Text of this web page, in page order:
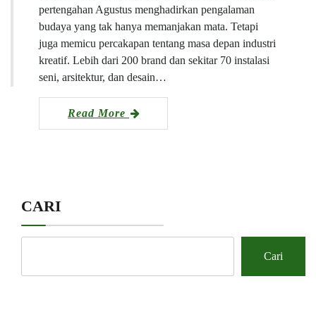
pertengahan Agustus menghadirkan pengalaman
budaya yang tak hanya memanjakan mata. Tetapi
juga memicu percakapan tentang masa depan industri
kreatif. Lebih dari 200 brand dan sekitar 70 instalasi
seni, arsitektur, dan desain…
Read More
CARI
Cari